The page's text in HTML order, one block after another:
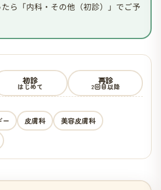
ら「内科・その他（初診）」でご予
初診
はじめて
再診
2回目以降
ー
皮膚科
美容皮膚科